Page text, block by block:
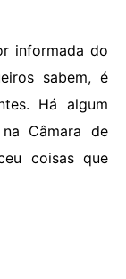
informada do
sabem, é
Há algum
Câmara de
coisas que